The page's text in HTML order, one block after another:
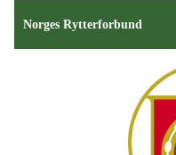
Norges Rytterforbund